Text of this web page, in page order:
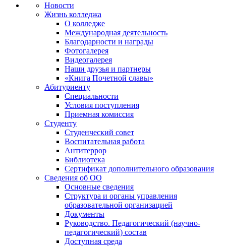
Новости
Жизнь колледжа
О колледже
Международная деятельность
Благодарности и награды
Фотогалерея
Видеогалерея
Наши друзья и партнеры
«Книга Почетной славы»
Абитуриенту
Специальности
Условия поступления
Приемная комиссия
Студенту
Студенческий совет
Воспитательная работа
Антитеррор
Библиотека
Сертификат дополнительного образования
Сведения об ОО
Основные сведения
Структура и органы управления
образовательной организацией
Документы
Руководство. Педагогический (научно-
педагогический) состав
Доступная среда